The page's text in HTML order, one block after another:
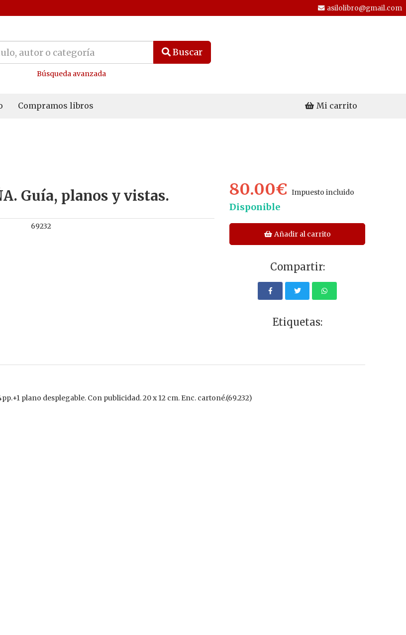
asilolibro@gmail.com
Buscar
Búsqueda avanzada
Compramos libros Mi carrito
Guía, planos y vistas.
69232
80.00€Impuesto incluido
Disponible
Añadir al carrito
Compartir:
Etiquetas:
plano desplegable. Con publicidad. 20 x 12 cm. Enc. cartoné.(69.232)